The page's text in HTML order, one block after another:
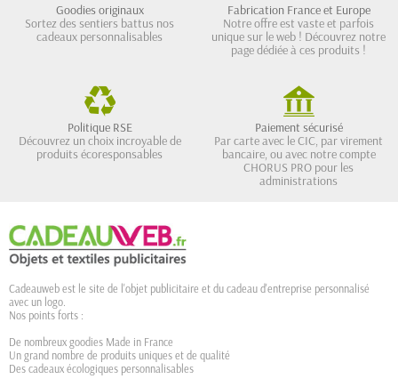
Goodies originaux
Sortez des sentiers battus nos
cadeaux personnalisables
Fabrication France et Europe
Notre offre est vaste et parfois
unique sur le web ! Découvrez notre
page dédiée à ces produits !
Politique RSE
Découvrez un choix incroyable de
produits écoresponsables
Paiement sécurisé
Par carte avec le CIC, par virement
bancaire, ou avec notre compte
CHORUS PRO pour les
administrations
Cadeauweb est le site de l'objet publicitaire et du cadeau d'entreprise personnalisé
avec un logo.
Nos points forts :
De nombreux goodies Made in France
Un grand nombre de produits uniques et de qualité
Des cadeaux écologiques personnalisables